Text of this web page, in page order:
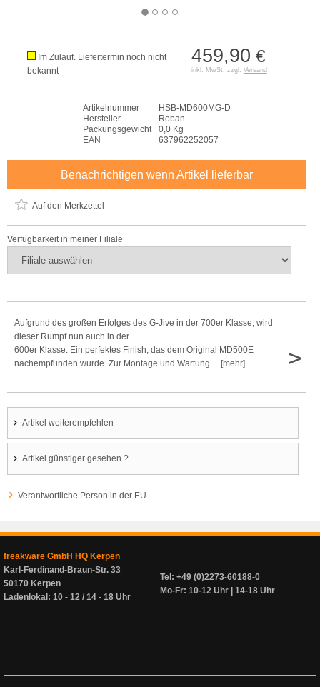
459,90 €
inkl. MwSt. zzgl. Versand
Im Zulauf. Liefertermin noch nicht
bekannt
Artikelnummer
HSB-MD600MG-D
Hersteller
Roban
Packungsgewicht
0,0 Kg
EAN
637962252057
Benachrichtigen wenn Artikel lieferbar
Auf den Merkzettel
Verfügbarkeit in meiner Filiale
Aufgrund des großen Erfolges des G-Jive in der 700er Klasse, wird
dieser Rumpf nun auch in der
600er Klasse. Ein perfektes Finish, das dem Original MD500E
nachempfunden wurde. Zur Montage und Wartung ... [mehr]
>
Artikel weiterempfehlen
Artikel günstiger gesehen ?
Verantwortliche Person in der EU
freakware GmbH HQ Kerpen
Karl-Ferdinand-Braun-Str. 33
50170 Kerpen
Ladenlokal: 10 - 12 / 14 - 18 Uhr
Tel: +49 (0)2273-60188-0
Mo-Fr: 10-12 Uhr | 14-18 Uhr